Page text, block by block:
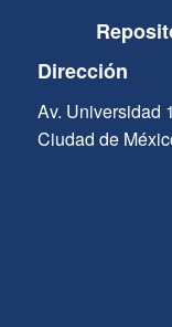
Dirección
Av. Universidad
Ciudad de